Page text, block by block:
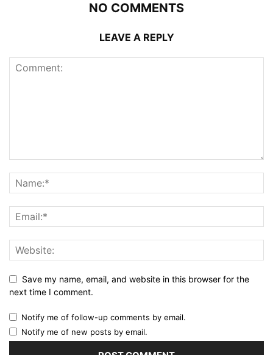
NO COMMENTS
LEAVE A REPLY
Save my name, email, and website in this browser for the
next time I comment.
Notify me of follow-up comments by email.
Notify me of new posts by email.